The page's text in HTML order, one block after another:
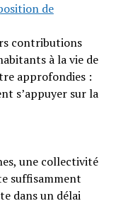
de
contributions
à la vie de
approfondies :
s’appuyer sur la
une collectivité
suffisamment
dans un délai